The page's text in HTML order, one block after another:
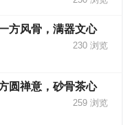
方风骨，满器文心
230浏览
圆禅意，砂骨茶心
259浏览